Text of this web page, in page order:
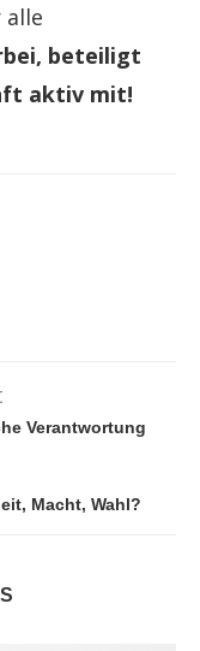
alle
beteiligt
aktiv mit!
Verantwortung
Macht, Wahl?